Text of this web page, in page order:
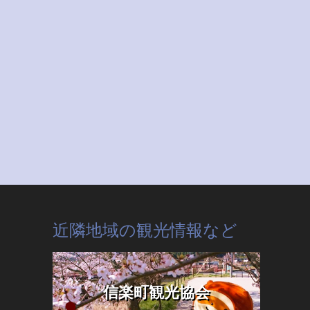
近隣地域の観光情報など
信楽町観光協会